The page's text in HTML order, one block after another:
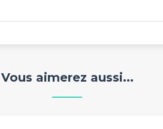
Vous aimerez aussi...